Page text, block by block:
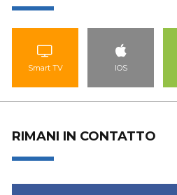
Smart TV IOS
RIMANI IN CONTATTO